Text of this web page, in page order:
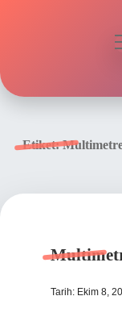
Politikası
Etiket:
Tarih: Ekim 8,